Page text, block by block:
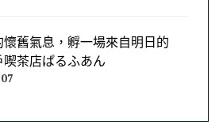
懷舊氣息，孵一場來自明日的
喫茶店ぱるふあん